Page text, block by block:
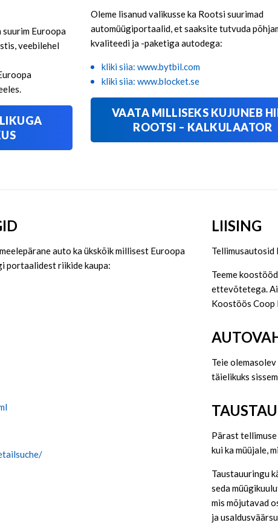
suurim Euroopa
veebilehel
Oleme lisanud valikusse ka Rootsi suurimad
automüügiportaalid, et saaksite tutvuda
kvaliteedi ja -paketiga autodega:
kliki siia: www.bytbil.com
kliki siia: www.blocket.se
VAATA MILLISEKS KUJUNEB
ROOTSI – KALKULAATOR
auto ka ükskõik millisest Euroopa
portaalidest riikide kaupa:
LIISING
Tellimusautosid
Teeme
ettevõtetega.
Koostöös Coop
Teie
täielikuks
Pärast
kui ka müüjale,
Taustauuringu
seda
mis mõjutavad
ja